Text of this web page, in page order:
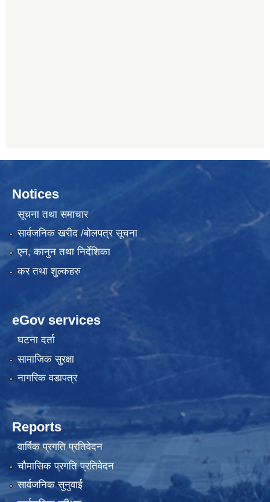
Notices
सूचना तथा समाचार
सार्वजनिक खरीद /बोलपत्र सूचना
एन, कानुन तथा निर्देशिका
कर तथा शुल्कहरु
eGov services
घटना दर्ता
सामाजिक सुरक्षा
नागरिक वडापत्र
Reports
वार्षिक प्रगति प्रतिवेदन
चौमासिक प्रगति प्रतिवेदन
सार्वजनिक सुनुवाई